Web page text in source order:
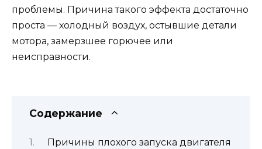
проблемы. Причина такого эффекта достаточно
проста — холодный воздух, остывшие детали
мотора, замерзшее горючее или
неисправности.
Содержание
Причины плохого запуска двигателя